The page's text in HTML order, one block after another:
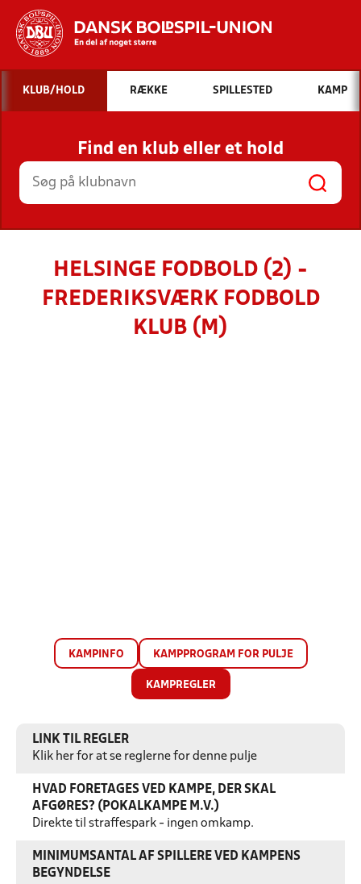
Hvad vil du søge efter?
INDHOLD OG NYHEDER
STILLINGER, RESULTATER, KLUBBER OG
HOLD
KLUB/HOLD RÆKKE SPILLESTED KAMP
Find en klub eller et hold
HELSINGE FODBOLD (2) -
FREDERIKSVÆRK FODBOLD
KLUB (M)
KAMPINFO KAMPPROGRAM FOR PULJE
KAMPREGLER
LINK TIL REGLER
Klik her for at se reglerne for denne pulje
HVAD FORETAGES VED KAMPE, DER SKAL
AFGØRES? (POKALKAMPE M.V.)
Direkte til straffespark - ingen omkamp.
MINIMUMSANTAL AF SPILLERE VED KAMPENS
BEGYNDELSE